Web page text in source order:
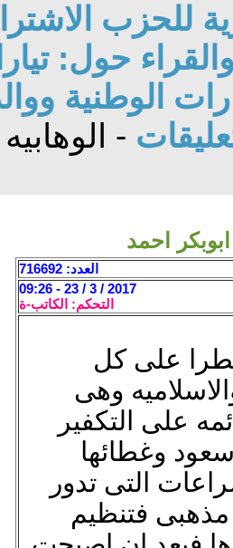
للحزب
حول:
الوطنية
-
احمد
العدد: 716692
2017 / 3 / 23 - 09:26
التحكم: الكاتب-ة
على كل
وهى
على التكفير
وغطائها
التى تدور
فتنظيم